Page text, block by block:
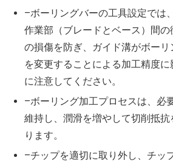
–ボーリングバーの工具設定では
作業部（ブレードとベース）間
の損傷を防ぎ、ガイド溝がボー
を変更することによる加工精度に
に注意してください。
–ボーリング加工プロセスは、必
維持し、潤滑を増やして切削抵
ります。
–チップを適切に取り外し、チッ